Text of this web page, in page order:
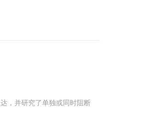
，并研究了单独或同时阻断